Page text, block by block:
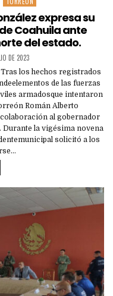
expresa su
Coahuila ante
del estado.
DE 2023
Tras los hechos registrados
de las fuerzas
armadosque intentaron
Román Alberto
al gobernador
Durante la vigésima novena
solicitó a los